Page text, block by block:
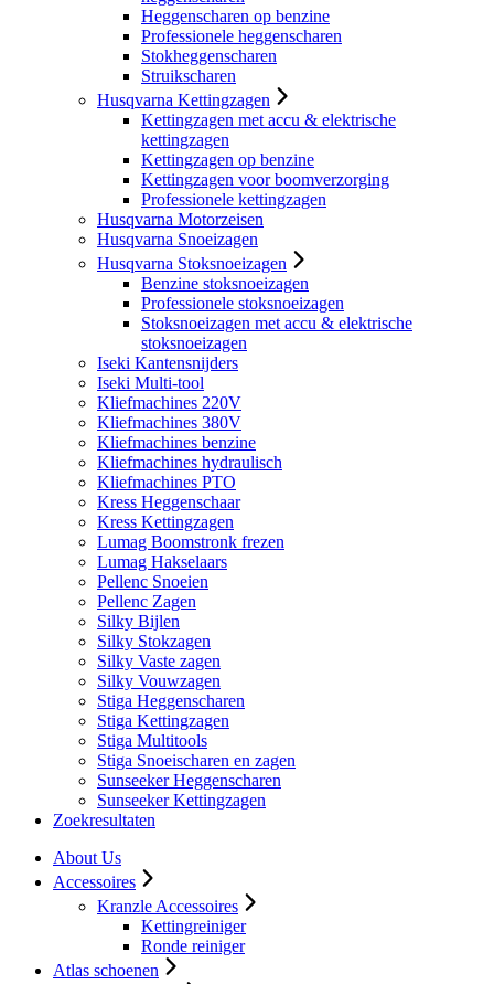
Heggenscharen op benzine
Professionele heggenscharen
Stokheggenscharen
Struikscharen
Husqvarna Kettingzagen
Kettingzagen met accu & elektrische
kettingzagen
Kettingzagen op benzine
Kettingzagen voor boomverzorging
Professionele kettingzagen
Husqvarna Motorzeisen
Husqvarna Snoeizagen
Husqvarna Stoksnoeizagen
Benzine stoksnoeizagen
Professionele stoksnoeizagen
Stoksnoeizagen met accu & elektrische
stoksnoeizagen
Iseki Kantensnijders
Iseki Multi-tool
Kliefmachines 220V
Kliefmachines 380V
Kliefmachines benzine
Kliefmachines hydraulisch
Kliefmachines PTO
Kress Heggenschaar
Kress Kettingzagen
Lumag Boomstronk frezen
Lumag Hakselaars
Pellenc Snoeien
Pellenc Zagen
Silky Bijlen
Silky Stokzagen
Silky Vaste zagen
Silky Vouwzagen
Stiga Heggenscharen
Stiga Kettingzagen
Stiga Multitools
Stiga Snoeischaren en zagen
Sunseeker Heggenscharen
Sunseeker Kettingzagen
Zoekresultaten
About Us
Accessoires
Kranzle Accessoires
Kettingreiniger
Ronde reiniger
Atlas schoenen